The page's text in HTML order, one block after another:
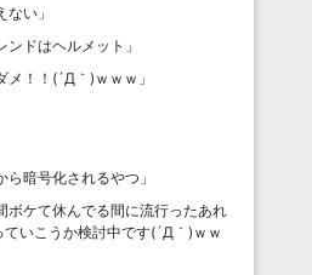
ない 」
ンドはヘルメット 」
メ！！(´Д｀)ｗｗｗ 」
ら暗号化されるやつ 」
ボケて休んでる間に流行ったあれ
いこうか検討中です(´Д｀)ｗｗ